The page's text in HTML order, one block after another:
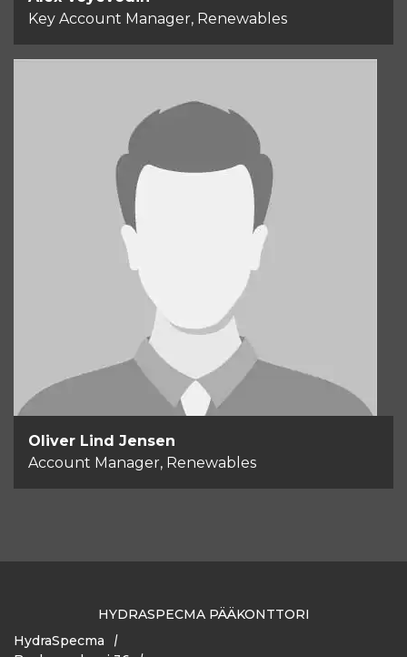
Key Account Manager, Renewables
Oliver Lind Jensen
Account Manager, Renewables
Oliver Lind Jensen
Account Manager, Renewables
+45 50 76 10 52
HYDRASPECMA PÄÄKONTTORI
HydraSpecma